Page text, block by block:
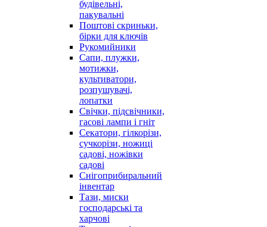
будівельні,
пакувальні
Поштові скриньки,
бірки для ключів
Рукомийники
Сапи, плужки,
мотижки,
культиватори,
розпушувачі,
лопатки
Свічки, підсвічники,
гасові лампи і гніт
Секатори, гілкорізи,
сучкорізи, ножиці
садові, ножівки
садові
Снігоприбиральний
інвентар
Тази, миски
господарські та
харчові